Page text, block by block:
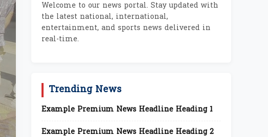
Welcome to our news portal. Stay updated with
the latest national, international,
entertainment, and sports news delivered in
real-time.
Trending News
Example Premium News Headline Heading 1
Example Premium News Headline Heading 2